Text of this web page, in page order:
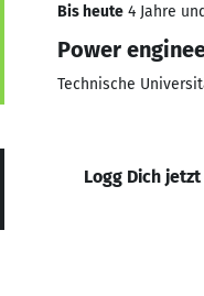
Bis heute 4 Jahre
Power
Technische
Logg Dich